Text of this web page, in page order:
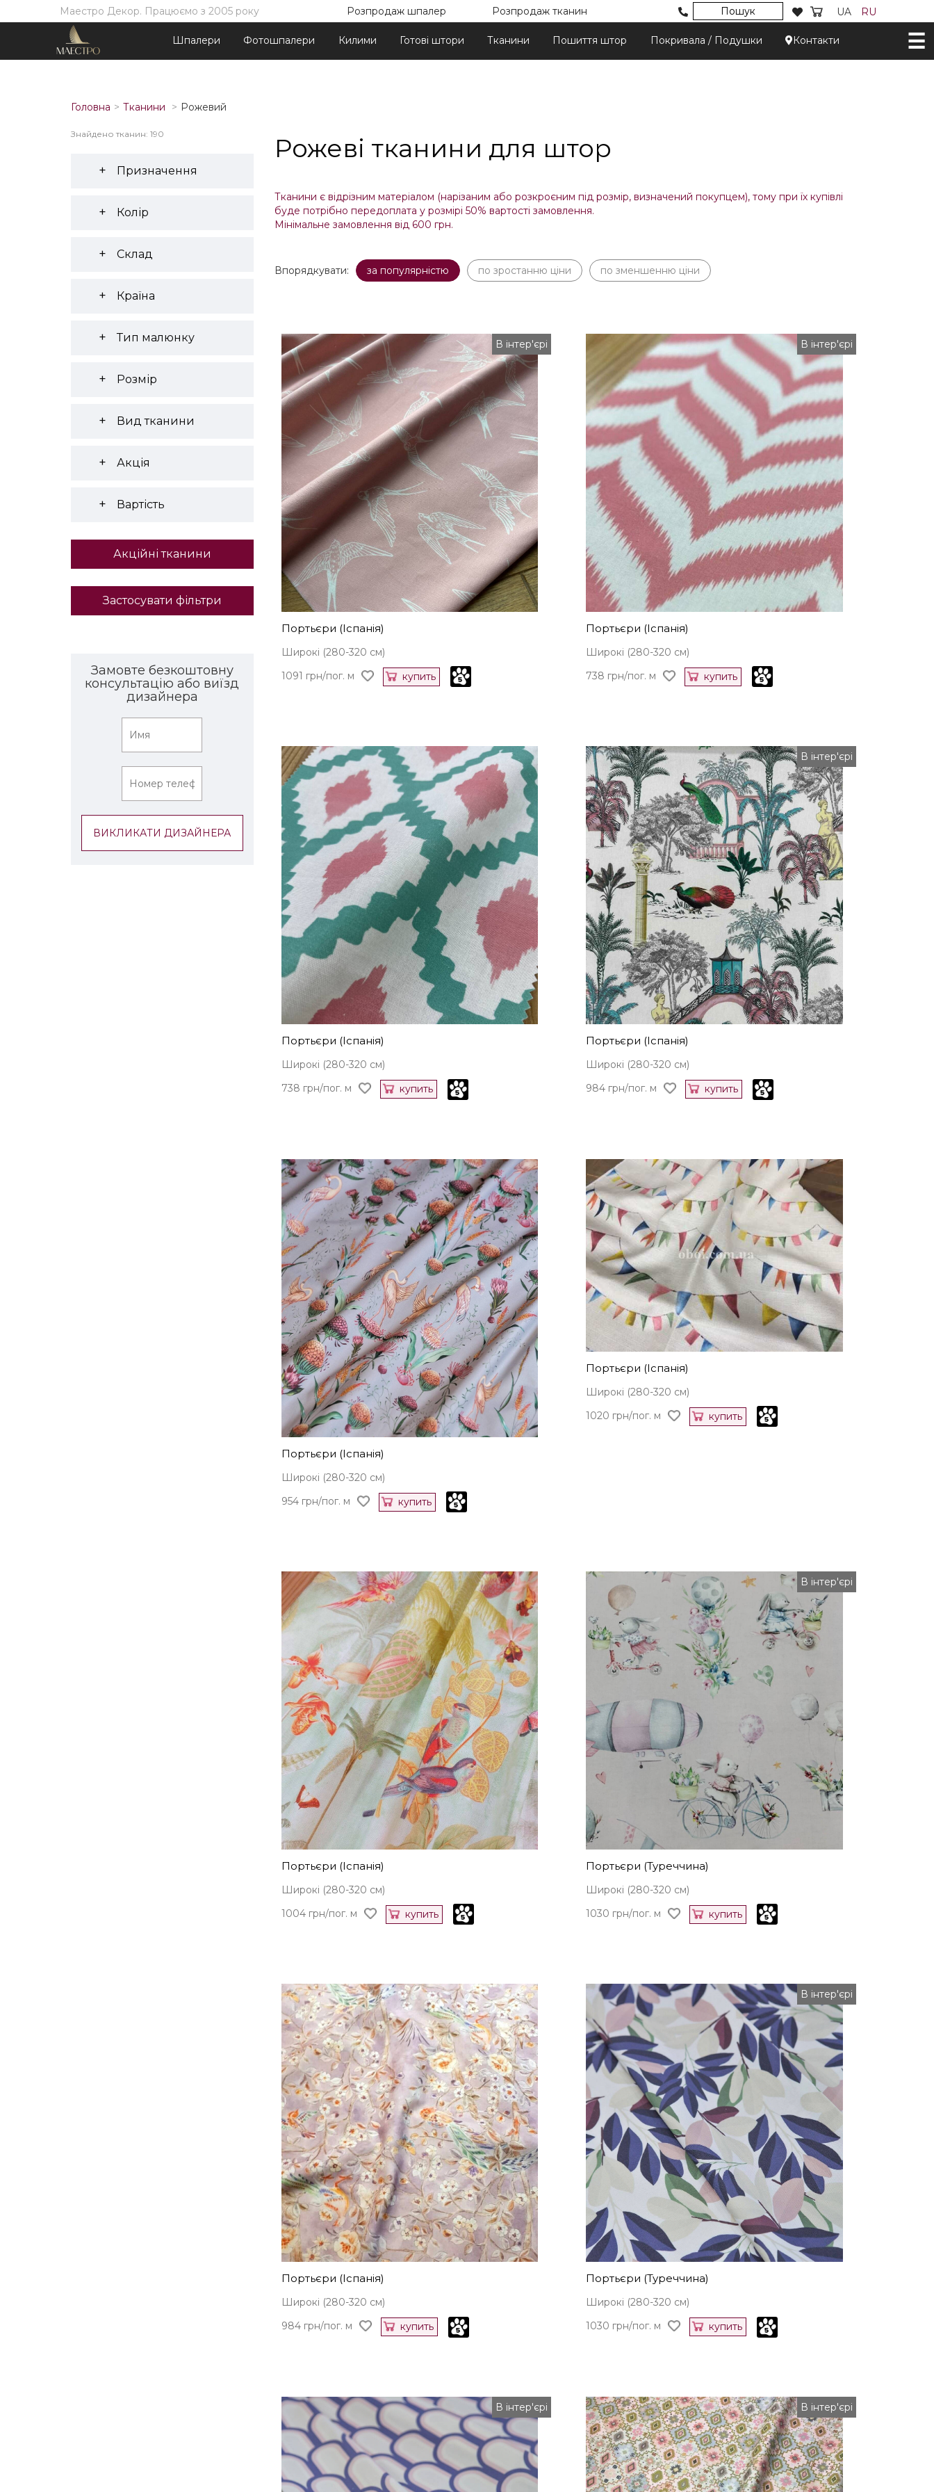
Маестро Декор. Працюємо з 2005 року Розпродаж шпалер Розпродаж тканин Пошук UA RU
Шпалери Фотошпалери Килими Готові штори Тканини Пошиття штор Покривала / Подушки Контакти
Головна Тканини Рожевий
Знайдено тканин: 190
Призначення
Колір
Склад
Країна
Тип малюнку
Розмір
Вид тканини
Акція
Вартість
Акційні тканини
Застосувати фільтри
Замовте безкоштовну
консультацію або виїзд
дизайнера
Рожеві тканини для штор
Тканини є відрізним матеріалом (нарізаним або розкроєним під розмір, визначений покупцем), тому при їх купівлі
буде потрібно передоплата у розмірі 50% вартості замовлення.
Мінімальне замовлення від 600 грн.
Впорядкувати: за популярністю по зростанню ціни по зменшенню ціни
В інтер'єрі
Портьєри (Іспанія)
Широкі (280-320 см)
1091 грн/пог. м
купить
В інтер'єрі
Портьєри (Іспанія)
Широкі (280-320 см)
738 грн/пог. м
купить
Портьєри (Іспанія)
Широкі (280-320 см)
738 грн/пог. м
купить
В інтер'єрі
Портьєри (Іспанія)
Широкі (280-320 см)
984 грн/пог. м
купить
Портьєри (Іспанія)
Широкі (280-320 см)
954 грн/пог. м
купить
Портьєри (Іспанія)
Широкі (280-320 см)
1020 грн/пог. м
купить
Портьєри (Іспанія)
Широкі (280-320 см)
1004 грн/пог. м
купить
В інтер'єрі
Портьєри (Туреччина)
Широкі (280-320 см)
1030 грн/пог. м
купить
Портьєри (Іспанія)
Широкі (280-320 см)
984 грн/пог. м
купить
В інтер'єрі
Портьєри (Туреччина)
Широкі (280-320 см)
1030 грн/пог. м
купить
В інтер'єрі В інтер'єрі